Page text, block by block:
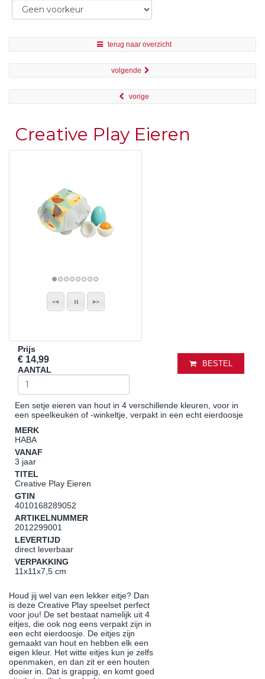
terug naar overzicht
volgende
vorige
Creative Play Eieren
Prijs
€ 14,99
AANTAL
BESTEL
Een setje eieren van hout in 4 verschillende kleuren, voor in
een speelkeuken of -winkeltje, verpakt in een echt eierdoosje
MERK
HABA
VANAF
3 jaar
TITEL
Creative Play Eieren
GTIN
4010168289052
ARTIKELNUMMER
2012299001
LEVERTIJD
direct leverbaar
VERPAKKING
11x11x7,5 cm
Houd jij wel van een lekker eitje? Dan
is deze Creative Play speelset perfect
voor jou! De set bestaat namelijk uit 4
eitjes, die ook nog eens verpakt zijn in
een echt eierdoosje. De eitjes zijn
gemaakt van hout en hebben elk een
eigen kleur. Het witte eitjes kun je zelfs
openmaken, en dan zit er een houten
dooier in. Dat is grappig, en komt goed